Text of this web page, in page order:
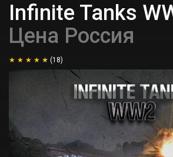
Infinite Tanks
Цена Россия
(18)